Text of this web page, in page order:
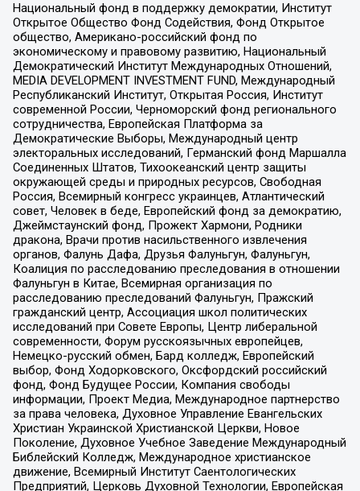
Национальный фонд в поддержку демократии, Институт
Открытое Общество Фонд Содействия, Фонд Открытое
общество, Американо-российский фонд по
экономическому и правовому развитию, Национальный
Демократический Институт Международных Отношений,
MEDIA DEVELOPMENT INVESTMENT FUND, Международный
Республиканский Институт, Открытая Россия, Институт
современной России, Черноморский фонд регионального
сотрудничества, Европейская Платформа за
Демократические Выборы, Международный центр
электоральных исследований, Германский фонд Маршалла
Соединенных Штатов, Тихоокеанский центр защиты
окружающей среды и природных ресурсов, Свободная
Россия, Всемирный конгресс украинцев, Атлантический
совет, Человек в беде, Европейский фонд за демократию,
Джеймстаунский фонд, Прожект Хармони, Родники
дракона, Врачи против насильственного извлечения
органов, Фалунь Дафа, Друзья Фалуньгун, Фалуньгун,
Коалиция по расследованию преследования в отношении
Фалуньгун в Китае, Всемирная организация по
расследованию преследований Фалуньгун, Пражский
гражданский центр, Ассоциация школ политических
исследований при Совете Европы, Центр либеральной
современности, Форум русскоязычных европейцев,
Немецко-русский обмен, Бард колледж, Европейский
выбор, Фонд Ходорковского, Оксфордский российский
фонд, Фонд Будущее России, Компания свободы
информации, Проект Медиа, Международное партнерство
за права человека, Духовное Управление Евангельских
Христиан Украинской Христианской Церкви, Новое
Поколение, Духовное Учебное Заведение Международный
Библейский Колледж, Международное христианское
движение, Всемирный Институт Саентологических
Предприятий, Церковь Духовной Технологии, Европейская